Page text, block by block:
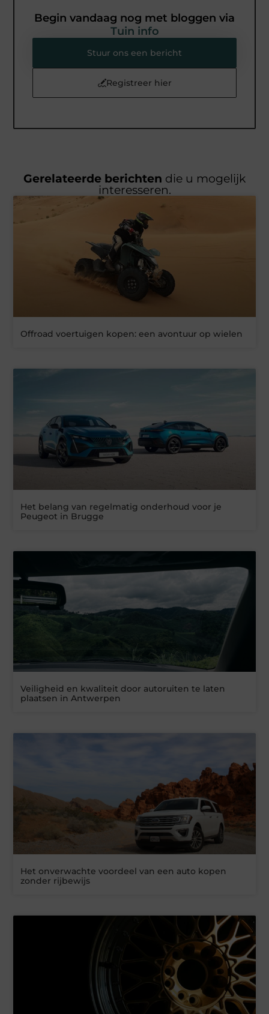
Begin vandaag nog met bloggen via
Tuin info
Stuur ons een bericht
Registreer hier
Gerelateerde berichten die u mogelijk
interesseren.
Offroad voertuigen kopen: een avontuur op wielen
Het belang van regelmatig onderhoud voor je
Peugeot in Brugge
Veiligheid en kwaliteit door autoruiten te laten
plaatsen in Antwerpen
Het onverwachte voordeel van een auto kopen
zonder rijbewijs